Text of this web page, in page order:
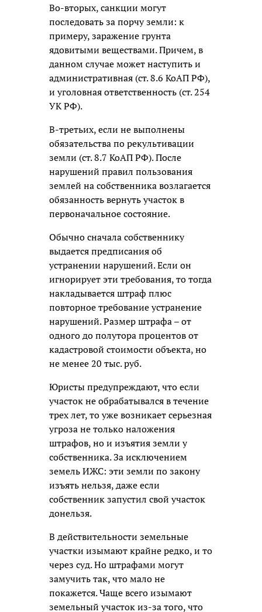
Во-вторых, санкции могут
последовать за порчу земли: к
примеру, заражение грунта
ядовитыми веществами. Причем, в
данном случае может наступить и
административная (ст. 8.6 КоАП РФ),
и уголовная ответственность (ст. 254
УК РФ).
В-третьих, если не выполнены
обязательства по рекультивации
земли (ст. 8.7 КоАП РФ). После
нарушений правил пользования
землей на собственника возлагается
обязанность вернуть участок в
первоначальное состояние.
Обычно сначала собственнику
выдается предписания об
устранении нарушений. Если он
игнорирует эти требования, то тогда
накладывается штраф плюс
повторное требование устранение
нарушений. Размер штрафа – от
одного до полутора процентов от
кадастровой стоимости объекта, но
не менее 20 тыс. руб.
Юристы предупреждают, что если
участок не обрабатывался в течение
трех лет, то уже возникает серьезная
угроза не только наложения
штрафов, но и изъятия земли у
собственника. За исключением
земель ИЖС: эти земли по закону
изъять нельзя, даже если
собственник запустил свой участок
донельзя.
В действительности земельные
участки изымают крайне редко, и то
через суд. Но штрафами могут
замучить так, что мало не
покажется. Чаще всего изымают
земельный участок из-за того, что